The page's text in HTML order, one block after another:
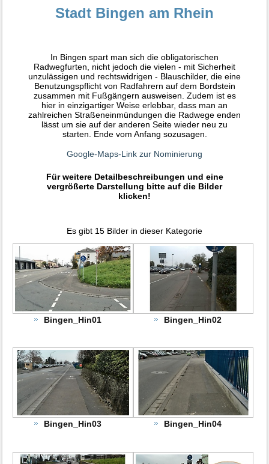
Stadt Bingen am Rhein
In Bingen spart man sich die obligatorischen
Radwegfurten, nicht jedoch die vielen - mit Sicherheit
unzulässigen und rechtswidrigen - Blauschilder, die eine
Benutzungspflicht von Radfahrern auf dem Bordstein
zusammen mit Fußgängern ausweisen. Zudem ist es
hier in einzigartiger Weise erlebbar, dass man an
zahlreichen Straßeneinmündungen die Radwege enden
lässt um sie auf der anderen Seite wieder neu zu
starten. Ende vom Anfang sozusagen.
Google-Maps-Link zur Nominierung
Für weitere Detailbeschreibungen und eine
vergrößerte Darstellung bitte auf die Bilder
klicken!
Es gibt 15 Bilder in dieser Kategorie
Bingen_Hin01 Bingen_Hin02
Bingen_Hin03 Bingen_Hin04